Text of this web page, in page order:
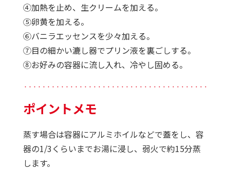
④加熱を止め、生クリームを加える。
⑤卵黄を加える。
⑥バニラエッセンスを少々加える。
⑦目の細かい漉し器でプリン液を裏ごしする。
⑧お好みの容器に流し入れ、冷やし固める。
・・・・・・・・・・・・・・・・・・・・・・・・・・・・・・・・・・・・・・・・・・・
ポイントメモ
蒸す場合は容器にアルミホイルなどで蓋をし、容
器の1/3くらいまでお湯に浸し、弱火で約15分蒸
します。